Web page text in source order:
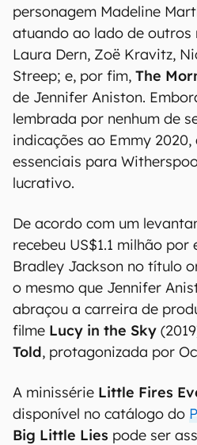
personagem Madeline
atuando ao lado de outros
Laura Dern, Zoë Kravitz,
Streep; e, por fim, The
de Jennifer Aniston.
lembrada por nenhum de
indicações ao Emmy
essenciais para
lucrativo.
De acordo com um
recebeu US$1.1 milhão
Bradley Jackson no título
o mesmo que Jennifer
abraçou a carreira de
filme Lucy in the Sky
Told, protagonizada por
A minissérie Little Fires
disponível no catálogo do
Big Little Lies pode ser